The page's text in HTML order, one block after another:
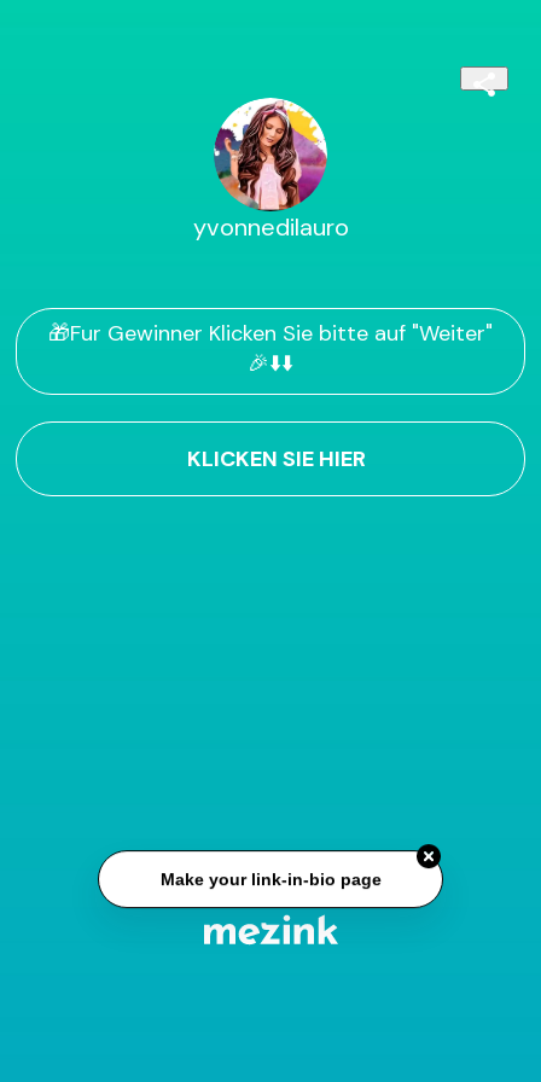
yvonnedilauro
🎁Fur Gewinner Klicken Sie bitte auf "Weiter"
🎉⬇️⬇️
KLICKEN SIE HIER
Make your link-in-bio page